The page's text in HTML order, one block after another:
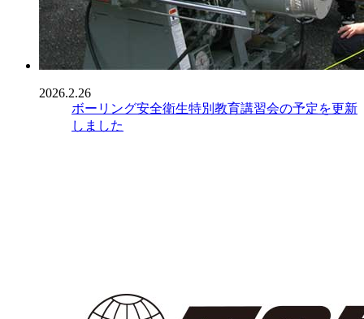
2026.2.26
ボーリング安全衛生特別教育講習会の予定を更新
しました